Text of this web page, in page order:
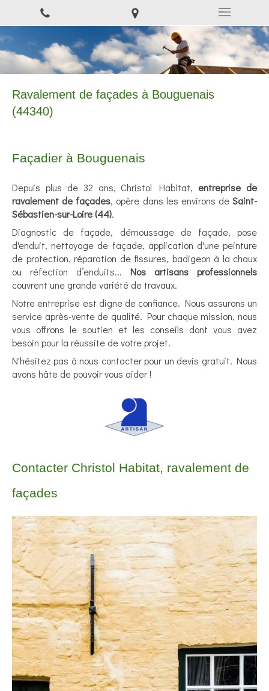
Ravalement de façades à Bouguenais
(44340)
Façadier à Bouguenais
Depuis plus de 32 ans, Christol Habitat, entreprise de
ravalement de façades, opère dans les environs de Saint-
Sébastien-sur-Loire (44).
Diagnostic de façade, démoussage de façade, pose
d'enduit, nettoyage de façade, application d'une peinture
de protection, réparation de fissures, badigeon à la chaux
ou réfection d’enduits... Nos artisans professionnels
couvrent une grande variété de travaux.
Notre entreprise est digne de confiance. Nous assurons un
service après-vente de qualité. Pour chaque mission, nous
vous offrons le soutien et les conseils dont vous avez
besoin pour la réussite de votre projet.
N'hésitez pas à nous contacter pour un devis gratuit. Nous
avons hâte de pouvoir vous aider !
Contacter Christol Habitat, ravalement de
façades